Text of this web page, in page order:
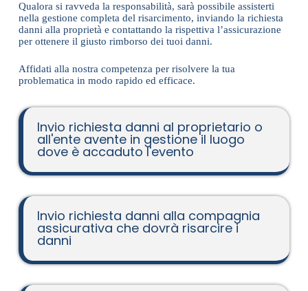
Qualora si ravveda la responsabilità, sarà possibile assisterti
nella gestione completa del risarcimento, inviando la richiesta
danni alla proprietà e contattando la rispettiva l’assicurazione
per ottenere il giusto rimborso dei tuoi danni.
Affidati alla nostra competenza per risolvere la tua
problematica in modo rapido ed efficace.
Invio richiesta danni al proprietario o
all'ente avente in gestione il luogo
dove è accaduto l'evento
Invio richiesta danni alla compagnia
assicurativa che dovrà risarcire i
danni